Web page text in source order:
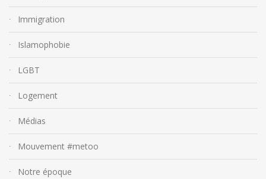
Immigration
Islamophobie
LGBT
Logement
Médias
Mouvement #metoo
Notre époque